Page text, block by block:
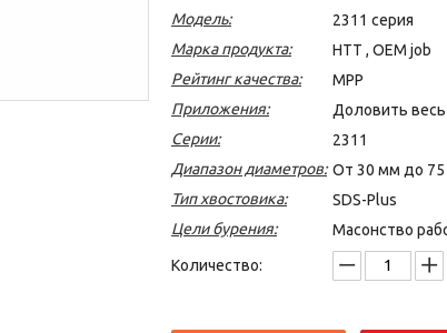
Модель:
2311 серия
Марка продукта:
HTT , OEM job
Рейтинг качества:
MPP
Приложения:
Доловить весь
Серии:
2311
Диапазон диаметров: От 30 мм до
Тип хвостовика:
SDS-Plus
Цели бурения:
Масонство
Количество: